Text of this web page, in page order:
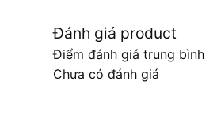
Đánh giá product
Điểm đánh giá trung bình
Chưa có đánh giá